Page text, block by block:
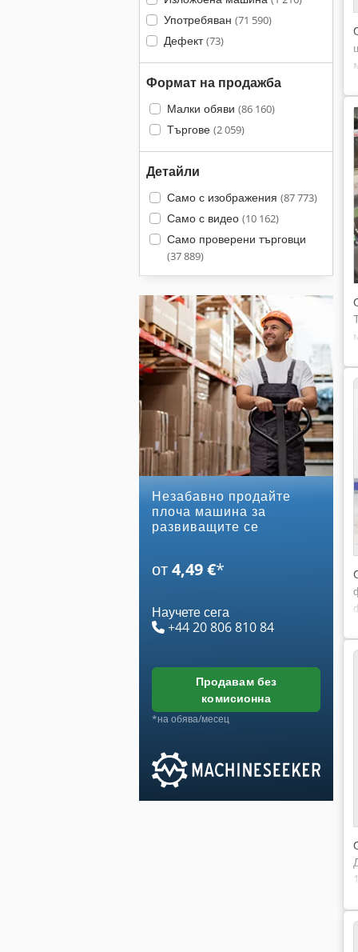
Употребяван (71 590)
Дефект(73)
Формат на продажба
Малки обяви (86 160)
Търгове (2 059)
Детайли
Само с изображения (87 773)
Само с видео (10 162)
Само проверени търговци
(37 889)
Незабавно продайте
плоча машина за
развиващите се
от4,49 €*
Научете сега
+44 20 806 810 84
продавам без
комисионна
*на обява/месец